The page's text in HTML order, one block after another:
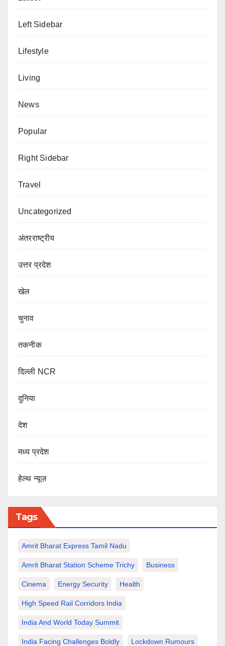
Left Sidebar
Lifestyle
Living
News
Popular
Right Sidebar
Travel
Uncategorized
अंतरराष्ट्रीय
उत्तर प्रदेश
खेल
चुनाव
तकनीक
दिल्ली NCR
दुनिया
देश
मध्य प्रदेश
हेल्थ न्यूज़
Tags
Amrit Bharat Express Tamil Nadu
Amrit Bharat Station Scheme Trichy Business
Cinema Energy Security Health
High Speed Rail Corridors India
India And World Today Summit
India Facing Challenges Boldly Lockdown Rumours